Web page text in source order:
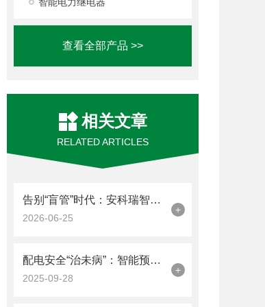
查看全部产品 >>
相关文章
RELATED ARTICLES
告别“盲管”时代：安科瑞智能微断+云平台，让每一度电都尽在掌控
2026-06-25
+
配电安全“治未病”：智能预警如何重构电气运维新范式
2025-09-28
+